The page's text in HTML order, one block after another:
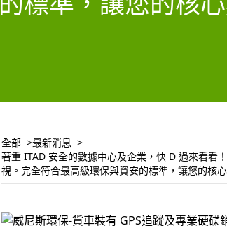
全部
最新消息
著重 ITAD 安全的數據中心及企業，快 D 過來看看
視。完全符合最高級環保與資安的標準，讓您的核